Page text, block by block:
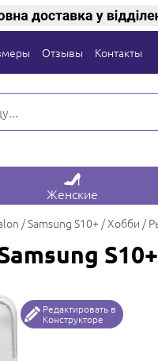
Отзывы Контакты
Женские
Samsung S10+ Хобби
Редактировать в
Конструкторе